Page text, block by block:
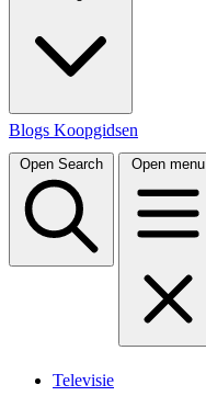
Blogs Koopgidsen
Open Search Open menu
Televisie